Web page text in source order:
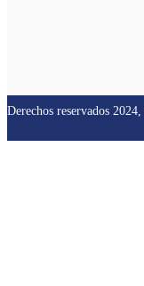
Derechos reservados 2024,